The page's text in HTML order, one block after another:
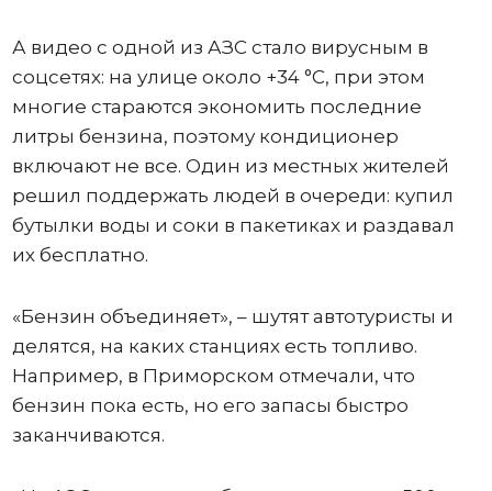
А видео с одной из АЗС стало вирусным в
соцсетях: на улице около +34 °C, при этом
многие стараются экономить последние
литры бензина, поэтому кондиционер
включают не все. Один из местных жителей
решил поддержать людей в очереди: купил
бутылки воды и соки в пакетиках и раздавал
их бесплатно.
«Бензин объединяет», – шутят автотуристы и
делятся, на каких станциях есть топливо.
Например, в Приморском отмечали, что
бензин пока есть, но его запасы быстро
заканчиваются.